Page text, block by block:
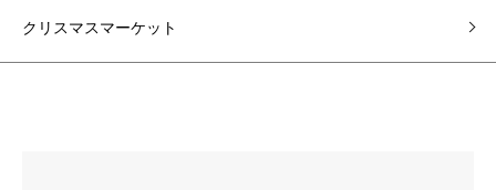
クリスマスマーケット